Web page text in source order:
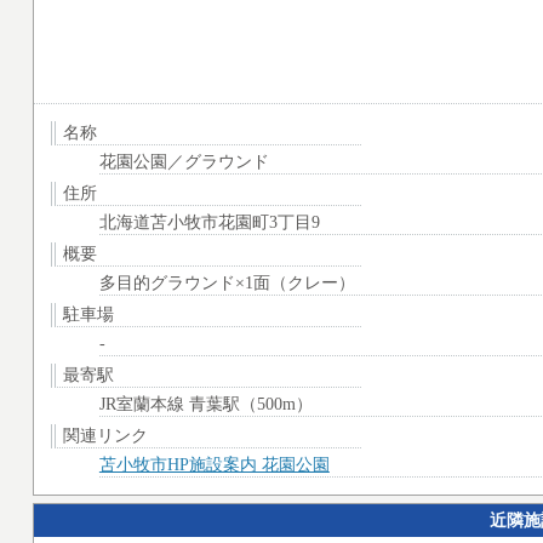
名称
花園公園／グラウンド
住所
北海道苫小牧市花園町3丁目9
概要
多目的グラウンド×1面（クレー）
駐車場
-
最寄駅
JR室蘭本線 青葉駅（500m）
関連リンク
苫小牧市HP施設案内 花園公園
近隣